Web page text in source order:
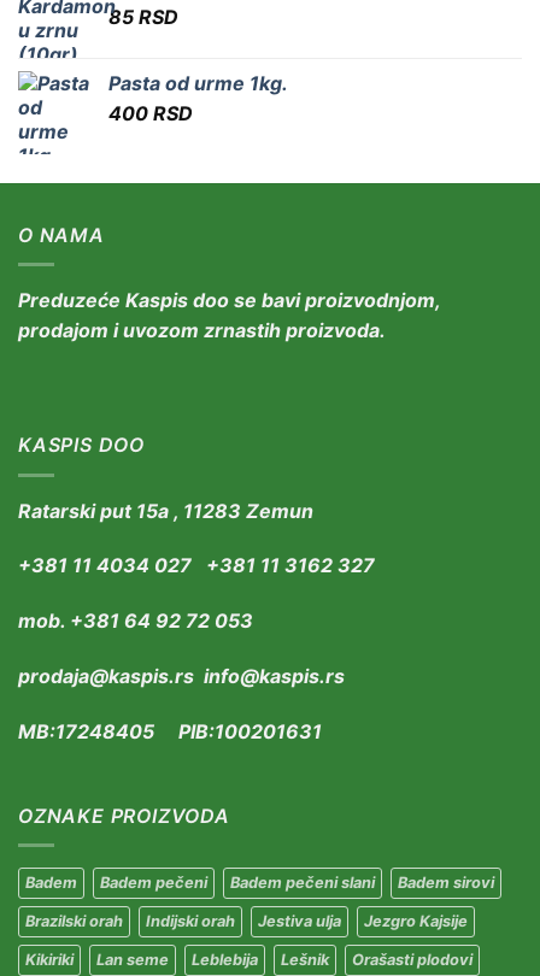
85 RSD
Pasta od urme 1kg.
400 RSD
O NAMA
Preduzeće Kaspis doo se bavi proizvodnjom,
prodajom i uvozom zrnastih proizvoda.
KASPIS DOO
Ratarski put 15a , 11283 Zemun
+381 11 4034 027 +381 11 3162 327
mob. +381 64 92 72 053
prodaja@kaspis.rs info@kaspis.rs
MB:17248405 PIB:100201631
OZNAKE PROIZVODA
Badem Badem pečeni Badem pečeni slani Badem sirovi
Brazilski orah Indijski orah Jestiva ulja Jezgro Kajsije
Kikiriki Lan seme Leblebija Lešnik Orašasti plodovi